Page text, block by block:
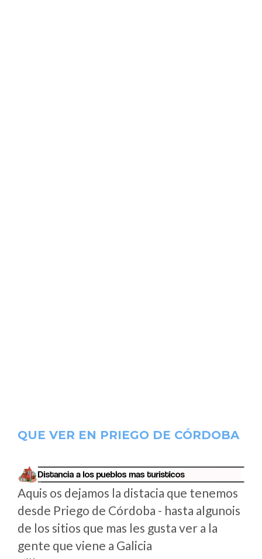
QUE VER EN PRIEGO DE CÓRDOBA
Aquis os dejamos la distacia que tenemos
desde Priego de Córdoba - hasta algunois
de los sitios que mas les gusta ver a la
gente que viene a Galicia